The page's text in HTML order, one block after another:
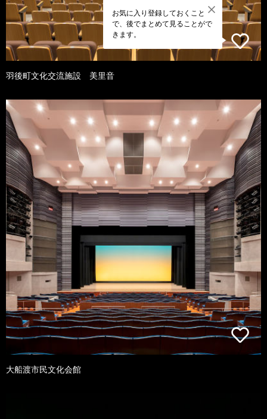
お気に入り登録しておくこと
で、後でまとめて見ることがで
きます。
羽後町文化交流施設 美里音
大船渡市民文化会館